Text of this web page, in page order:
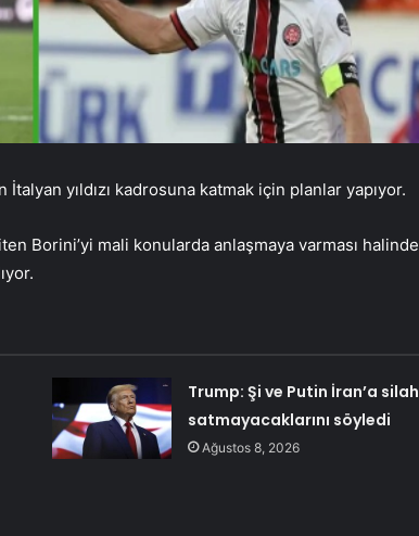
yıldızı kadrosuna katmak için planlar yapıyor.
Borini’yi mali konularda anlaşmaya varması halinde
Trump: Şi ve Putin İran’a silah
satmayacaklarını söyledi
Ağustos 8, 2026